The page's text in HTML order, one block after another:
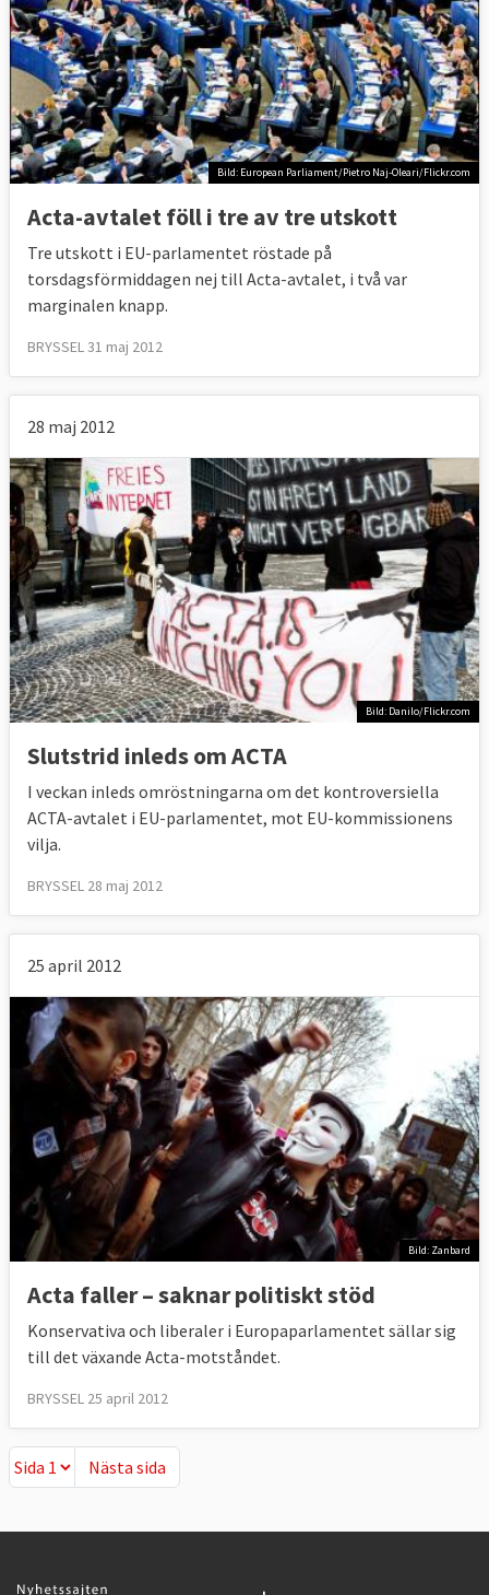
Bild: European Parliament/Pietro Naj-Oleari/Flickr.com
Acta-avtalet föll i tre av tre utskott
Tre utskott i EU-parlamentet röstade på
torsdagsförmiddagen nej till Acta-avtalet, i två var
marginalen knapp.
BRYSSEL 31 maj 2012
28 maj 2012
Bild: Danilo/Flickr.com
Slutstrid inleds om ACTA
I veckan inleds omröstningarna om det kontroversiella
ACTA-avtalet i EU-parlamentet, mot EU-kommissionens
vilja.
BRYSSEL 28 maj 2012
25 april 2012
Bild: Zanbard
Acta faller – saknar politiskt stöd
Konservativa och liberaler i Europaparlamentet sällar sig
till det växande Acta-motståndet.
BRYSSEL 25 april 2012
Nästa sida
Nästa sida